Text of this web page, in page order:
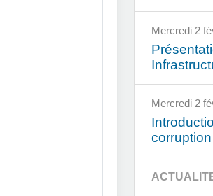
mercredi 2
mercredi 2
corruption